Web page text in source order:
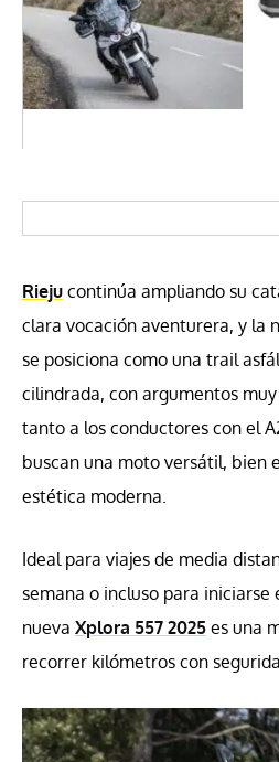
Rieju continúa ampliando su
clara vocación aventurera, y la
se posiciona como una trail
cilindrada, con argumentos
tanto a los conductores con el
buscan una moto versátil, bien
estética moderna.
Ideal para viajes de media
semana o incluso para
nueva Xplora 557 2025 es una
recorrer kilómetros con